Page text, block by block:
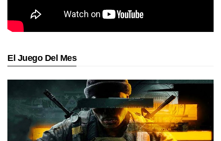
El Juego Del Mes